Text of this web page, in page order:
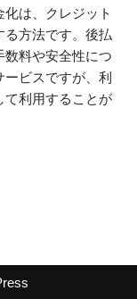
は、クレジット
る方法です。後払
数料や安全性につ
ビスですが、利
て利用することが